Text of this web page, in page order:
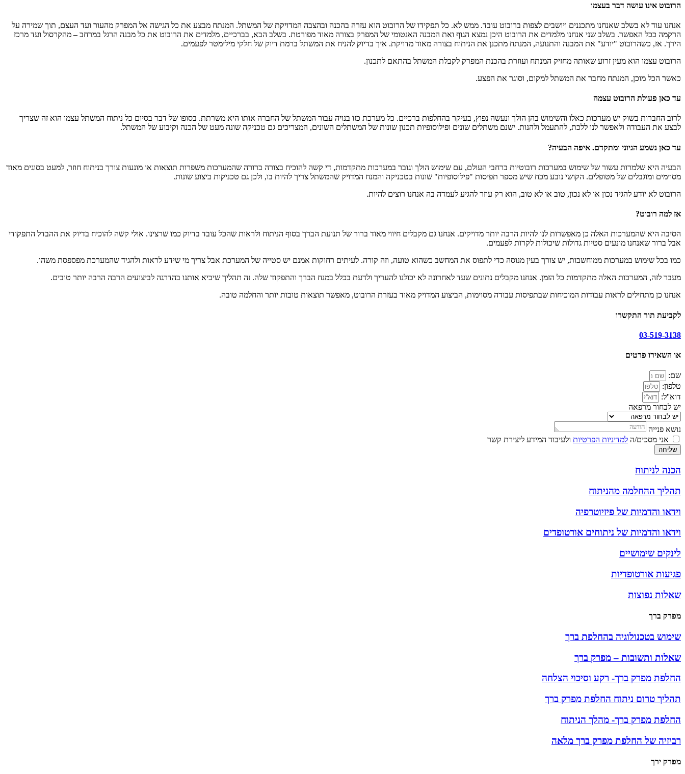
הרובוט אינו עושה דבר בעצמו
אנחנו עוד לא בשלב שאנחנו מתכננים ויושבים לצפות ברובוט עובד. ממש לא. כל תפקידו של הרובוט הוא עזרה בהכנה ובהצבה המדויקת של המשתל. המנתח מבצע את כל הגישה אל המפרק מהעור ועד העצם, תוך שמירה על
הרקמה ככל האפשר. בשלב שני אנחנו מלמדים את הרובוט היכן נמצא הגוף ואת המבנה האנטומי של המפרק בצורה מאוד מפורטת. בשלב הבא, בברכיים, מלמדים את הרובוט את כל מבנה הרגל במרחב – מהקרסול ועד מרכז
הירך. אז, כשהרובוט "יודע" את המבנה והתנועה, המנתח מתכנן את הניתוח בצורה מאוד מדויקת. איך בדיוק להניח את המשתל ברמת דיוק של חלקי מילימטר לפעמים.
הרובוט עצמו הוא מעין זרוע שאותה מחזיק המנתח ועוזרת בהכנת המפרק לקבלת המשתל בהתאם לתכנון.
כאשר הכל מוכן, המנתח מחבר את המשתל למקום, וסוגר את הפצע.
עד כאן פעולת הרובוט עצמה
לרוב החברות בשוק יש מערכות כאלו והשימוש בהן הולך ונעשה נפוץ, בעיקר בהחלפות ברכיים. כל מערכת כזו בנויה עבור המשתל של החברה אותו היא משרתת. בסופו של דבר בסיום כל ניתוח המשתל עצמו הוא זה שצריך
לבצע את העבודה ולאפשר לנו ללכת, להתעמל ולהנות. ישנם משתלים שונים ופילוסופיות תכנון שונות של המשתלים השונים, המצריכים גם טכניקה שונה מעט של הכנה וקיבוע של המשתל.
עד כאן נשמע הגיוני ומתקדם. איפה הבעיה?
הבעיה היא שלמרות עשור של שימוש במערכות רובוטיות ברחבי העולם, עם שימוש הולך וגובר במערכות מתקדמות, די קשה להוכיח בצורה ברורה שהמערכות משפרות תוצאות או מונעות צורך בניתוח חוזר, למעט בסוגים מאוד
מסוימים ומוגבלים של מטופלים. הקושי נובע מכח שיש מספר תפיסות "פילוסופיות" שונות בטכניקה והמנח המדויק שהמשתל צריך להיות בו, ולכן גם טכניקות ביצוע שונות.
הרובוט לא יודע להגיד נכון או לא נכון, טוב או לא טוב, הוא רק עוזר להגיע לעמדה בה אנחנו רוצים להיות.
אז למה רובוט?
הסיבה היא שהמערכות האלה כן מאפשרות לנו להיות הרבה יותר מדויקים. אנחנו גם מקבלים חיווי מאוד ברור של תנועת הברך בסוף הניתוח ולראות שהכל עובד בדיוק כמו שרצינו. אולי קשה להוכיח בדיוק את ההבדל התפקודי
אבל ברור שאנחנו מונעים סטיות גדולות שיכולות לקרות לפעמים.
כמו בכל שימוש במערכות ממוחשבות, יש צורך בעין מנוסה כדי לתפוס את המחשב כשהוא טועה, וזה קורה. לעיתים רחוקות אמנם יש סטייה של המערכת אבל צריך מי שידע לראות ולהגיד שהמערכת מפספסת משהו.
מעבר לזה, המערכות האלה מתקדמות כל הזמן. אנחנו מקבלים נתונים שעד לאחרונה לא יכולנו להעריך ולדעת בכלל במנח הברך והתפקוד שלה. זה תהליך שיביא אותנו בהדרגה לביצועים הרבה הרבה יותר טובים.
אנחנו כן מתחילים לראות עבודות המוכיחות שבתפיסות עבודה מסוימות, הביצוע המדויק מאוד בעזרת הרובוט, מאפשר תוצאות טובות יותר והחלמה טובה.
לקביעת תור התקשרו
03-519-3138
או השאירו פרטים
שם:
טלפון:
דוא''ל:
יש לבחור מרפאה
נושא פנייה
אני מסכים/ה למדיניות הפרטיות ולעיבוד המידע ליצירת קשר
שליחה
הכנה לניתוח
תהליך ההחלמה מהניתוח
וידאו והדמיות של פיזיוטרפיה
וידאו והדמיות של ניתוחים אורטופדים
לינקים שימושיים
פגיעות אורטופדיות
שאלות נפוצות
מפרק ברך
שימוש בטכנולוגיה בהחלפת ברך
שאלות ותשובות – מפרק ברך
החלפת מפרק ברך- רקע וסיכוי הצלחה
תהליך טרום ניתוח החלפת מפרק ברך
החלפת מפרק ברך- מהלך הניתוח
רביזיה של החלפת מפרק ברך מלאה
מפרק ירך